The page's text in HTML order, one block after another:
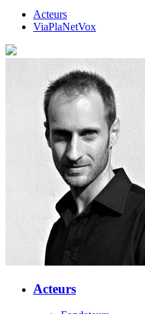
Acteurs
ViaPlaNetVox
Acteurs